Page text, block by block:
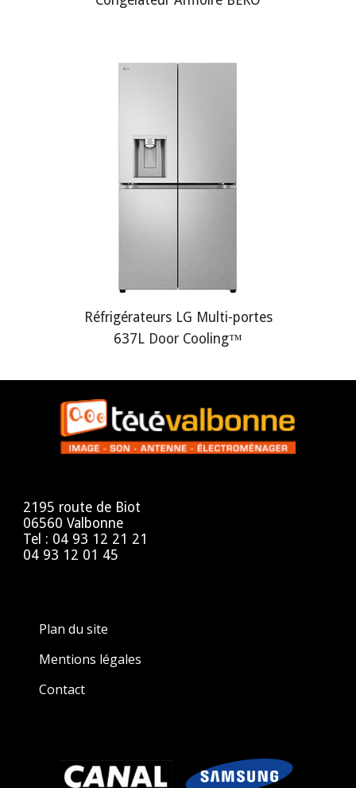
Réfrigérateurs LG Multi-portes
637L Door Cooling™
2195 route de Biot
06560 Valbonne
Tel : 04 93 12 21 21
04 93 12 01 45
Plan du site
Mentions légales
Contact